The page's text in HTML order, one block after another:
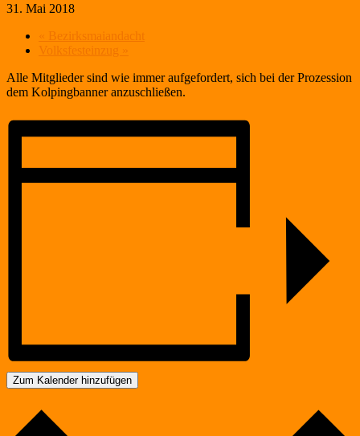
31. Mai 2018
«
Bezirksmaiandacht
Volksfesteinzug
»
Alle Mitglieder sind wie immer aufgefordert, sich bei der Prozession
dem Kolpingbanner anzuschließen.
Zum Kalender hinzufügen